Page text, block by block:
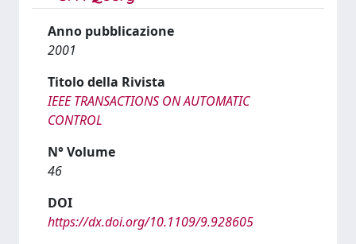
Anno pubblicazione
2001
Titolo della Rivista
IEEE TRANSACTIONS ON AUTOMATIC
CONTROL
N° Volume
46
DOI
https://dx.doi.org/10.1109/9.928605